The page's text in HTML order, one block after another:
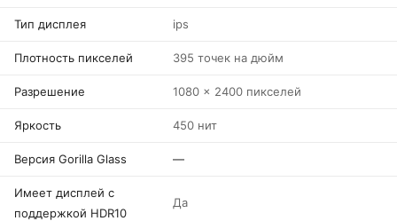
Тип дисплея ips
Плотность пикселей 395 точек на дюйм
Разрешение 1080 x 2400 пикселей
Яркость 450 нит
Версия Gorilla Glass —
Имеет дисплей с
поддержкой HDR10
Да